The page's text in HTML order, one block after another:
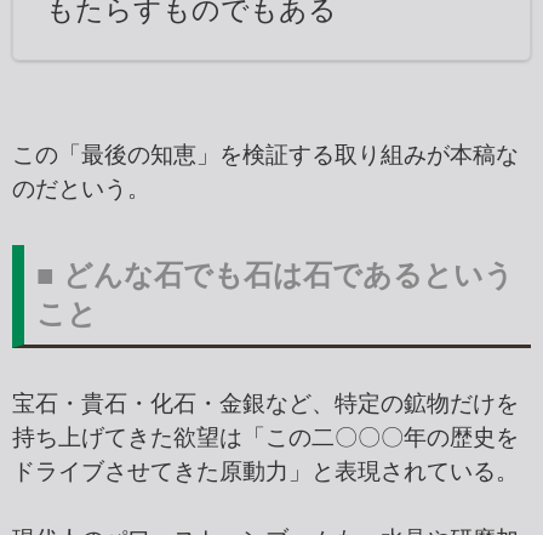
もたらすものでもある
この「最後の知恵」を検証する取り組みが本稿な
のだという。
■ どんな石でも石は石であるという
こと
宝石・貴石・化石・金銀など、特定の鉱物だけを
持ち上げてきた欲望は「この二〇〇〇年の歴史を
ドライブさせてきた原動力」と表現されている。